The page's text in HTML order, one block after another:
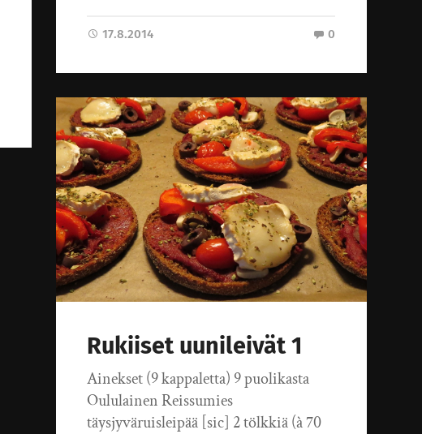
17.8.2014 0
Rukiiset uunileivät 1
Ainekset (9 kappaletta) 9 puolikasta
Oululainen Reissumies
täysjyväruisleipää [sic] 2 tölkkiä (à 70